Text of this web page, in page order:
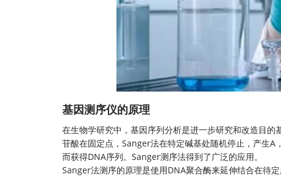
基因测序仪的原理
在生物学研究中，基因序列分析是进一步研究和改造目
苷酸在固定点，Sanger法在特定碱基处随机停止，产生A
而获得DNA序列。Sanger测序法得到了广泛的应用。
Sanger法测序的原理是使用DNA聚合酶来延伸结合在待